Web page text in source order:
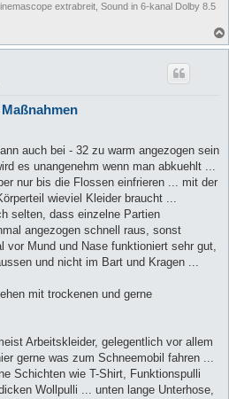
extrabreit, Sound in 6-kanal Dolby 8.5
auch bei - 32 zu warm angezogen sein
es unangenehm wenn man abkuehlt ...
nur bis die Flossen einfrieren ... mit der
wieviel Kleider braucht ...
selten, dass einzelne Partien
angezogen schnell raus, sonst
Mund und Nase funktioniert sehr gut,
und nicht im Bart und Kragen ...
mit trockenen und gerne
Arbeitskleider, gelegentlich vor allem
gerne was zum Schneemobil fahren ...
Schichten wie T-Shirt, Funktionspulli
Wollpulli ... unten lange Unterhose,